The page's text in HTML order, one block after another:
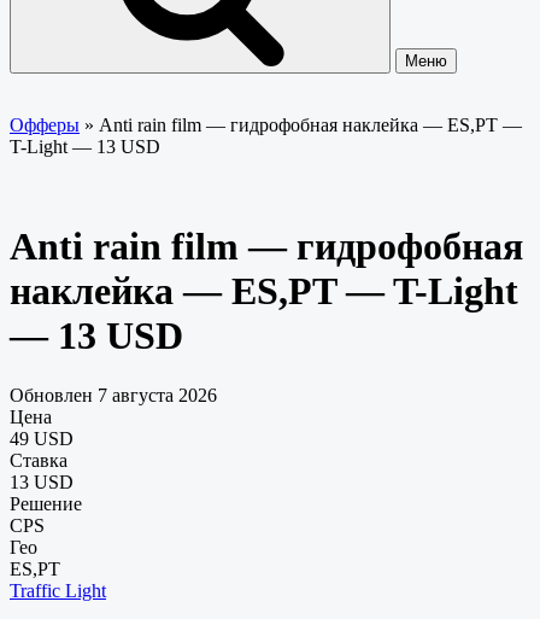
Меню
Офферы » Anti rain film — гидрофобная наклейка — ES,PT —
T-Light — 13 USD
Anti rain film — гидрофобная
наклейка — ES,PT — T-Light
— 13 USD
Обновлен 7 августа 2026
Цена
49 USD
Ставка
13 USD
Решение
CPS
Гео
ES,PT
Traffic Light